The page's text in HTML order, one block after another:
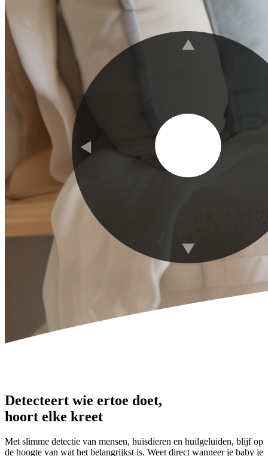
Detecteert wie ertoe doet,
hoort elke kreet
Met slimme detectie van mensen, huisdieren en huilgeluiden, blijf op
de hoogte van wat het belangrijkst is. Weet direct wanneer je baby je